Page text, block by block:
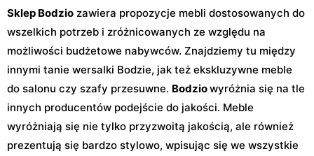
Sklep Bodzio zawiera propozycje mebli dostosowanych do
wszelkich potrzeb i zróżnicowanych ze względu na
możliwości budżetowe nabywców. Znajdziemy tu między
innymi tanie wersalki Bodzie, jak też ekskluzywne meble
do salonu czy szafy przesuwne. Bodziowyróżnia się na tle
innych producentów podejście do jakości. Meble
wyróżniają się nie tylko przyzwoitą jakością, ale również
prezentują się bardzo stylowo, wpisując się we wszystkie